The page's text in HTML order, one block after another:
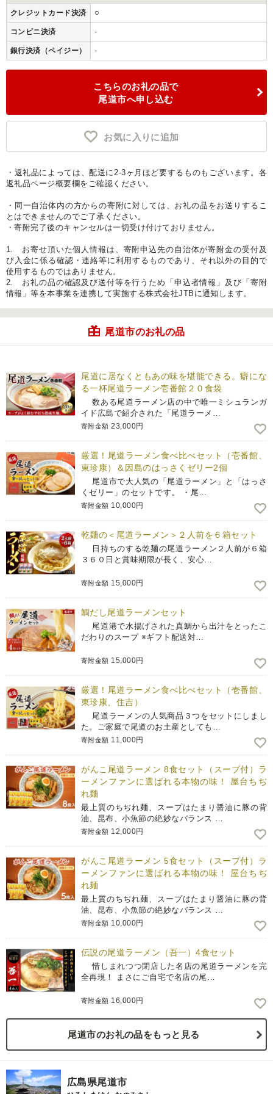
クレジットカード決済 ○
コンビニ決済 -
銀行決済（ペイジー） -
こちらのお礼の品で
尾道市へ申し込む
お気に入りに追加
・返礼品によっては、配送に2-3ヶ月ほど要するものもございます。各
返礼品ページ概要欄をご確認ください。
・同一自治体内の方からの寄附に対しては、お礼の品をお送りするこ
とはできませんのでご了承ください。
・寄附完了後のキャンセルは一切受け付けておりません。
1. お寄せ頂いた個人情報は、寄附申込先の自治体が寄附金の受付及
び入金に係る確認・連絡等に利用するものであり、それ以外の目的で
使用するものではありません。
2. お礼の品の確認及び送付等を行うため「申込者情報」及び「寄附
情報」等を本事業を連携して実施する株式会社JTBに通知します。
尾道市のお礼の品
尾道に居なくともあの味を堪能できる。癖にな
る一杯尾道ラーメン壱番館２０食袋
数ある尾道ラーメン店の中で唯一ミシュランガ
イド広島で紹介された「尾道ラーメ…
寄附金額 23,000円
厳選！尾道ラーメン食べ比べセット（壱番館、
東珍康）＆因島のはっさくゼリー2個
尾道市で大人気の「尾道ラーメン」と「はっさ
くゼリー」のセットです。 ・尾…
寄附金額 10,000円
乾麺の＜尾道ラーメン＞２人前を６箱セット
日持ちのする乾麺の尾道ラーメン２人前が６箱
３６０日と賞味期限が長く、安心…
寄附金額 15,000円
鯛だし尾道ラーメンセット
尾道港で水揚げされた真鯛から出汁をとったこ
だわりのスープ ※ギフト配送対…
寄附金額 15,000円
厳選！尾道ラーメン食べ比べセット（壱番館、
東珍康、住吉）
尾道ラーメンの人気商品３つをセットにしまし
た。ご家庭で尾道のお土産としても…
寄附金額 11,000円
がんこ尾道ラーメン 8食セット（スープ付）ラ
ーメンファンに選ばれる本物の味！ 屋台ちぢ
れ麺
最上質のちぢれ麺、スープはたまり醤油に豚の背
油、昆布、小魚節の絶妙なバランス …
寄附金額 12,000円
がんこ尾道ラーメン 5食セット（スープ付）ラ
ーメンファンに選ばれる本物の味！ 屋台ちぢ
れ麺
最上質のちぢれ麺、スープはたまり醤油に豚の背
油、昆布、小魚節の絶妙なバランス …
寄附金額 10,000円
伝説の尾道ラーメン（吾一）4食セット
惜しまれつつ閉店した名店の尾道ラーメンを完
全再現！ まさにご自宅で名店の尾…
寄附金額 16,000円
尾道市のお礼の品をもっと見る
広島県尾道市